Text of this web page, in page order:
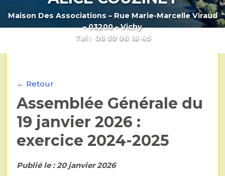
Maison Des Associations – Rue Marie-Marcelle Viraud
– 03200 – Vichy
Tel : 06 59 96 18 45
← Retour
Assemblée Générale du
19 janvier 2026 :
exercice 2024-2025
Publié le : 20 janvier 2026